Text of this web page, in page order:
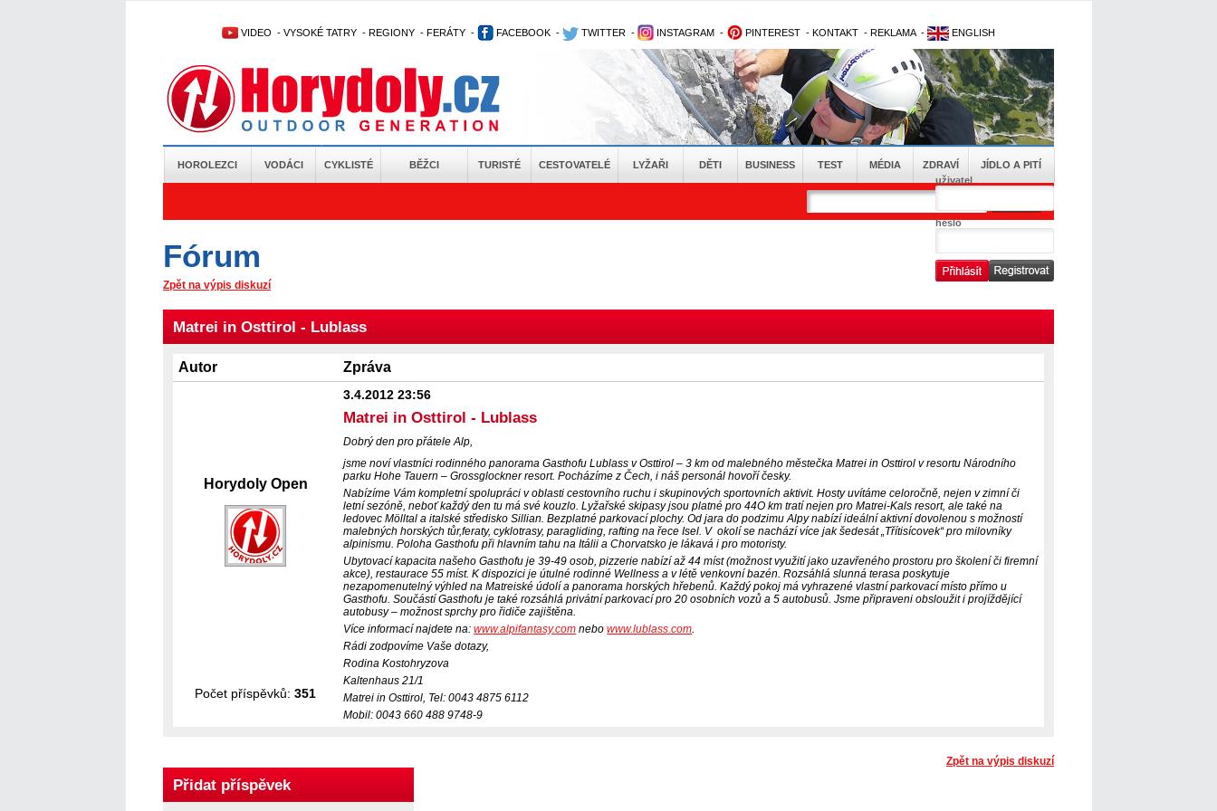
VIDEO - VYSOKÉ TATRY - REGIONY - FERÁTY - FACEBOOK - TWITTER - INSTAGRAM - PINTEREST - KONTAKT - REKLAMA - ENGLISH
HOROLEZCI VODÁCI CYKLISTÉ BĚŽCI TURISTÉ CESTOVATELÉ LYŽAŘI DĚTI BUSINESS TEST MÉDIA ZDRAVÍ
JÍDLO A PITÍ
uživatel
heslo
Fórum
Zpět na výpis diskuzí
Matrei in Osttirol - Lublass
Autor Zpráva
Horydoly Open
3.4.2012 23:56
Matrei in Osttirol - Lublass
Dobrý den pro přátele Alp,
jsme noví vlastníci rodinného panorama Gasthofu Lublass v Osttirol – 3 km od malebného městečka Matrei in Osttirol v resortu Národního
parku Hohe Tauern – Grossglockner resort. Pocházíme z Čech, i náš personál hovoří česky.
Nabízíme Vám kompletní spolupráci v oblasti cestovního ruchu i skupinových sportovních aktivit. Hosty uvítáme celoročně, nejen v zimní či
letní sezóně, neboť každý den tu má své kouzlo. Lyžařské skipasy jsou platné pro 44O km tratí nejen pro Matrei-Kals resort, ale také na
ledovec Mölltal a italské středisko Sillian. Bezplatné parkovací plochy. Od jara do podzimu Alpy nabízí ideální aktivní dovolenou s možností
malebných horských tůr,feraty, cyklotrasy, paragliding, rafting na řece Isel. V okolí se nachází více jak šedesát „Třítisícovek“ pro milovníky
alpinismu. Poloha Gasthofu při hlavním tahu na Itálii a Chorvatsko je lákavá i pro motoristy.
Ubytovací kapacita našeho Gasthofu je 39-49 osob, pizzerie nabízí až 44 míst (možnost využití jako uzavřeného prostoru pro školení či firemní
akce), restaurace 55 míst. K dispozici je útulné rodinné Wellness a v létě venkovní bazén. Rozsáhlá slunná terasa poskytuje
nezapomenutelný výhled na Matreiské údolí a panorama horských hřebenů. Každý pokoj má vyhrazené vlastní parkovací místo přímo u
Gasthofu. Součástí Gasthofu je také rozsáhlá privátní parkovací pro 20 osobních vozů a 5 autobusů. Jsme připraveni obsloužit i projíždějící
autobusy – možnost sprchy pro řidiče zajištěna.
Více informací najdete na:www.alpifantasy.com nebowww.lublass.com.
Rádi zodpovíme Vaše dotazy,
Rodina Kostohryzova
Kaltenhaus 21/1
Matrei in Osttirol, Tel: 0043 4875 6112
Mobil: 0043 660 488 9748-9
Počet příspěvků: 351
Zpět na výpis diskuzí
Přidat příspěvek